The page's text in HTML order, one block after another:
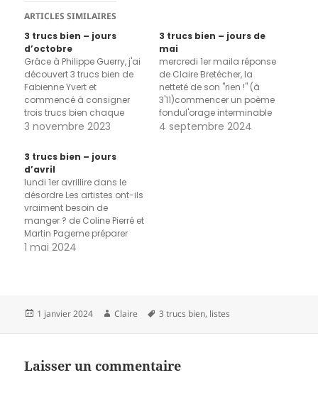
ARTICLES SIMILAIRES
3 trucs bien – jours
d’octobre
Grâce à Philippe Guerry, j'ai
découvert 3 trucs bien de
Fabienne Yvert et
commencé à consigner
trois trucs bien chaque
jour. mardi 31 octobrevoir A.
place du village et
s'écraser de joie dans mes
genouxfaire le tour des
maisons pour Halloween et
découvrir…
3 novembre 2023
3 trucs bien – jours de
mai
mercredi 1er maila réponse
de Claire Bretécher, la
netteté de son "rien !" (à
3'11)commencer un poème
fondul'orage interminable
jeudi 2 maile journal du
4 septembre 2024
3 trucs bien – jours
d’avril
lundi 1er avrillire dans le
désordre Les artistes ont-ils
vraiment besoin de
manger ? de Coline Pierré et
Martin Pageme préparer
une petite fiche à consulter
2 avrilla première session
de travail de notre…
1 mai 2024
Publié
1 janvier 2024 Auteur
Claire
Mots-
3 trucs bien, listes
Laisser un commentaire